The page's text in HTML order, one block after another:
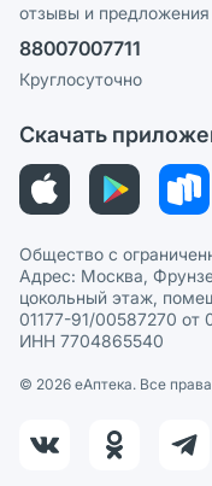
Ваши товары на
Политика
Пользовательское
Политика
Этика и
Политика в
отзывы и предложения
88007007711
Круглосуточно
Скачать
Общество с
Адрес: Москва,
цокольный этаж,
01177-91/00587270 от
ИНН 7704865540
© 2026 eАптека. Все